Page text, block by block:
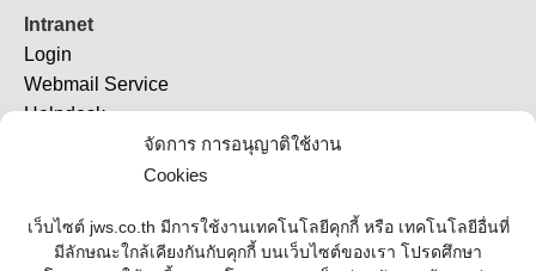
จัดการ การอนุญาติใช้งาน
Cookies
เว็บไซต์ jws.co.th มีการใช้งานเทคโนโลยีคุกกี้ หรือ เทคโนโลยีอื่นที่
มีลักษณะใกล้เคียงกันกับคุกกี้ บนเว็บไซต์ของเรา โปรดศึกษา
Intranet
Login
Webmail Service
Helpdesk
TeamViewer 11
TeamViewer (QS)